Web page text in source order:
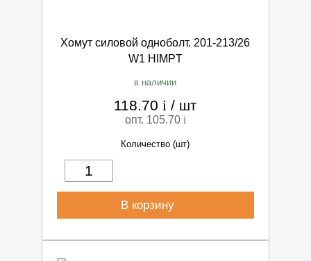
Хомут силовой одноболт. 201-213/26
W1 HIMPT
в наличии
118.70i / шт
опт. 105.70 i
Количество (шт)
В корзину